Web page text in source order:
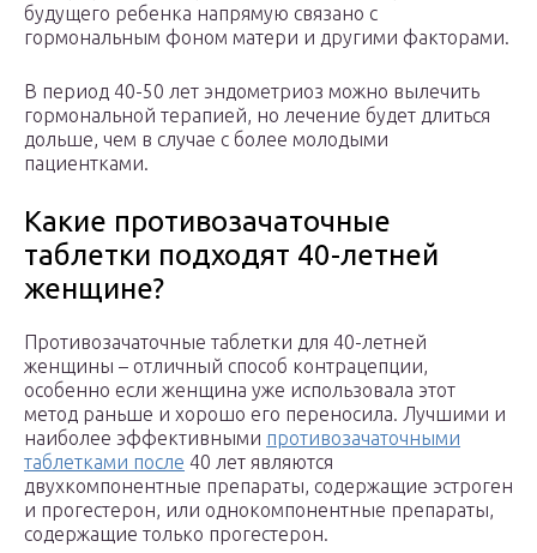
будущего ребенка напрямую связано с
гормональным фоном матери и другими факторами.
В период 40-50 лет эндометриоз можно вылечить
гормональной терапией, но лечение будет длиться
дольше, чем в случае с более молодыми
пациентками.
Какие противозачаточные
таблетки подходят 40-летней
женщине?
Противозачаточные таблетки для 40-летней
женщины – отличный способ контрацепции,
особенно если женщина уже использовала этот
метод раньше и хорошо его переносила. Лучшими и
наиболее эффективными противозачаточными
таблетками после 40 лет являются
двухкомпонентные препараты, содержащие эстроген
и прогестерон, или однокомпонентные препараты,
содержащие только прогестерон.